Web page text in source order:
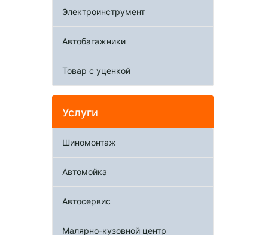
Электроинструмент
Автобагажники
Товар с уценкой
Услуги
Шиномонтаж
Автомойка
Автосервис
Малярно-кузовной центр